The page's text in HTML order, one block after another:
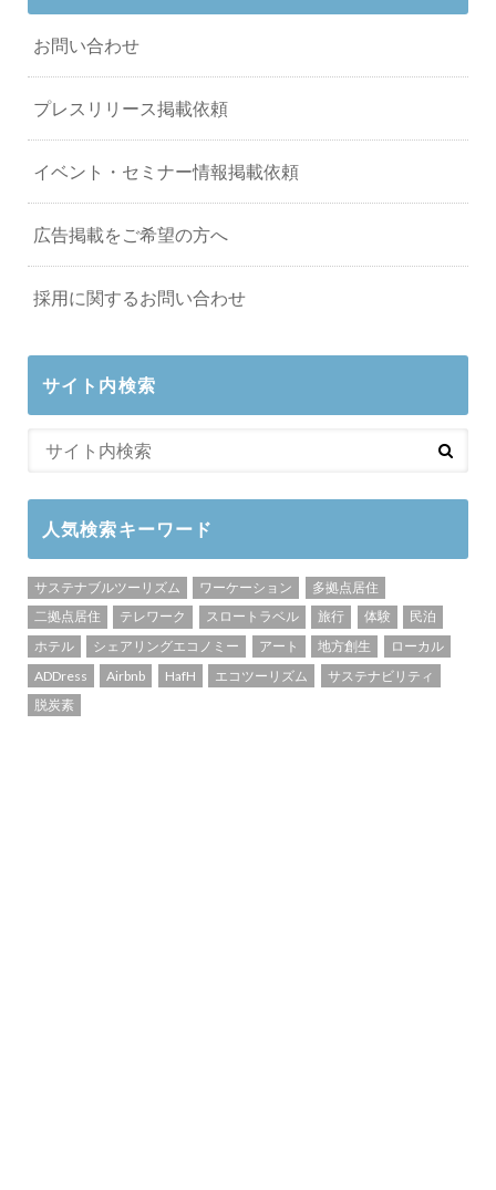
お問い合わせ
プレスリリース掲載依頼
イベント・セミナー情報掲載依頼
広告掲載をご希望の方へ
採用に関するお問い合わせ
サイト内検索
人気検索キーワード
サステナブルツーリズム ワーケーション
多拠点居住
二拠点居住
テレワーク スロートラベル 旅行 体験
民泊
ホテル
シェアリングエコノミー アート 地方創生
ローカル
ADDress
Airbnb HafH エコツーリズム
サステナビリティ
脱炭素